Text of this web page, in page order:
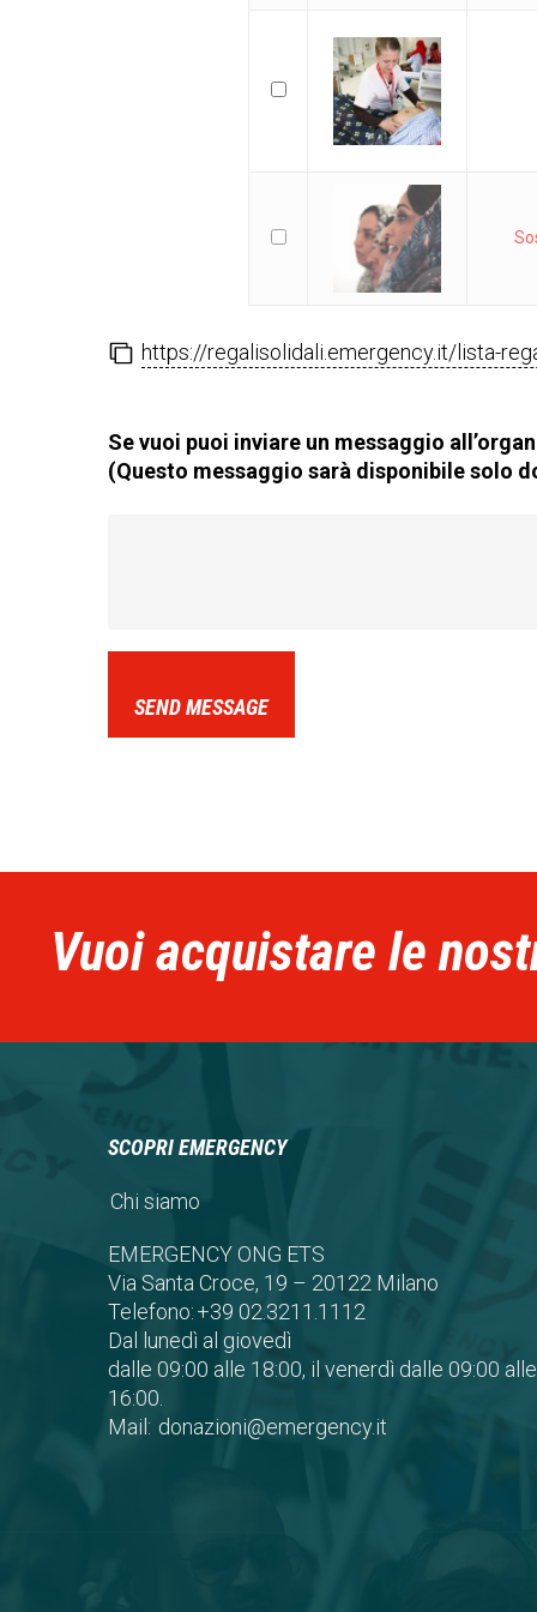
https://regalisolidali.emergency.it/lista-
Se vuoi puoi inviare un messaggio
(Questo messaggio sarà disponibile solo
SEND MESSAGE
Vuoi acquistare le
SCOPRI EMERGENCY
Chi siamo
EMERGENCY ONG ETS
Via Santa Croce, 19 – 20122 Milano
Telefono:+39 02.3211.1112
Dal lunedì al giovedì
dalle 09:00 alle 18:00, il venerdì dalle 09:00 alle
16:00.
Mail: donazioni@emergency.it